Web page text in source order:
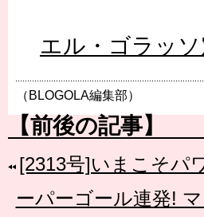
エル・ゴラッ
（BLOGOLA編集部）
【前後の記事】
[2313号]いまこそパ
ーパーゴール連発!